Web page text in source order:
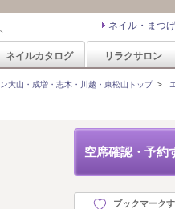
ネイル・まつ
ネイルカタログ リラクサロン
大山・成増・志木・川越・東松山トップ>
空席確認・予約
ブックマーク